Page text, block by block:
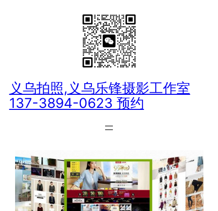
义乌拍照,义乌乐锋摄影工作室
137-3894-0623 预约